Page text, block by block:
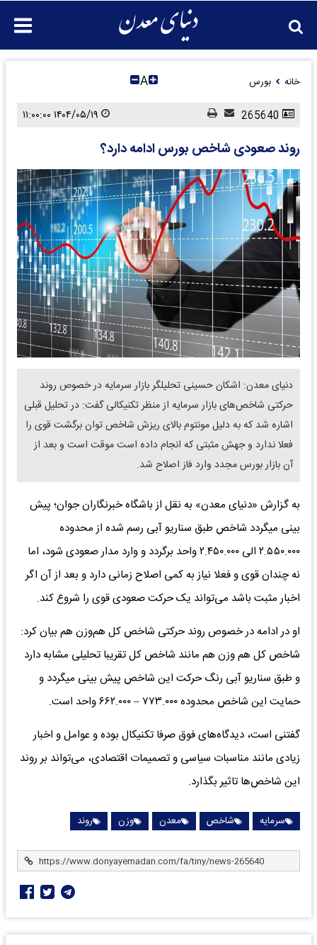
خانه بورس A
روند صعودی شاخص بورس ادامه دارد؟
دنیای معدن: اشکان حسینی تحلیلگر بازار سرمایه در خصوص روند
حرکتی شاخص‌های بازار سرمایه از منظر تکنیکالی گفت: در تحلیل قبلی
اشاره شد که به دلیل مونتوم بالای ریزش شاخص توان برگشت قوی را
فعلا ندارد و جهش مثبتی که انجام داده است موقت است و بعد از
آن بازار بورس مجدد وارد فاز اصلاح شد.
به گزارش «دنیای معدن» به نقل از باشگاه خبرنگاران جوان؛ پیش
بینی میگردد شاخص طبق سناریو آبی رسم شده از محدوده
۲.۵۵۰.۰۰۰ الی ۲.۴۵۰.۰۰۰ واحد برگردد و وارد مدار صعودی شود، اما
نه چندان قوی و فعلا نیاز به کمی اصلاح زمانی دارد و بعد از آن اگر
اخبار مثبت باشد می‌تواند یک حرکت صعودی قوی را شروع کند.
او در ادامه در خصوص روند حرکتی شاخص کل هم‌وزن هم بیان کرد:
شاخص کل هم وزن هم مانند شاخص کل تقریبا تحلیلی مشابه دارد
و طبق سناریو آبی رنگ حرکت این شاخص پیش بینی میگردد و
حمایت این شاخص محدوده ۷۷۳.۰۰۰ – ۶۶۲.۰۰۰ واحد است.
گفتنی است، دیدگاه‌های فوق صرفا تکنیکال بوده و عوامل و اخبار
زیادی مانند مناسبات سیاسی و تصمیمات اقتصادی، می‌تواند بر روند
این شاخص‌ها تاثیر بگذارد.
سرمایه شاخص معدن وزن روند